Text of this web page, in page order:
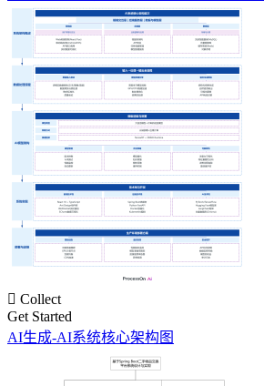
 Collect
Get Started
AI生成-AI系统核心架构图